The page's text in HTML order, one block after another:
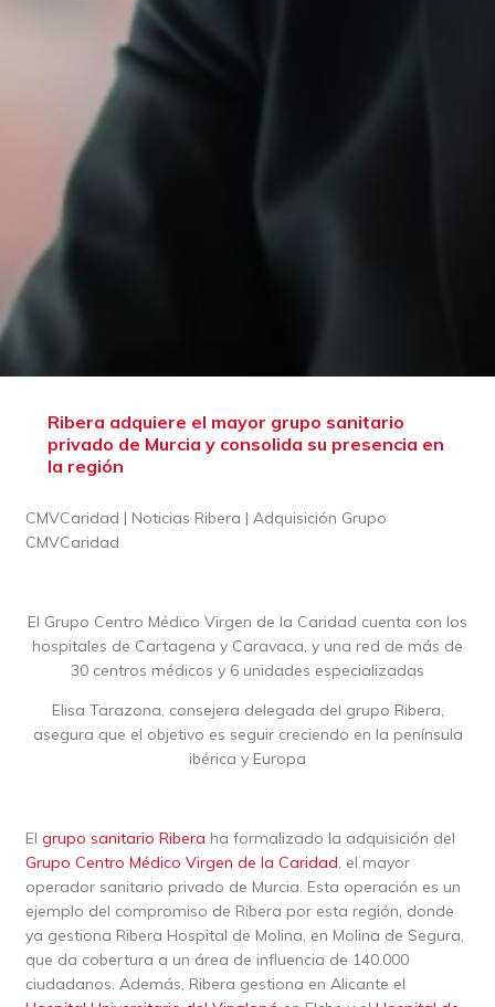
Ribera adquiere el mayor grupo sanitario
privado de Murcia y consolida su presencia en
la región
CMVCaridad | Noticias Ribera | Adquisición Grupo
CMVCaridad
El Grupo Centro Médico Virgen de la Caridad cuenta con los
hospitales de Cartagena y Caravaca, y una red de más de
30 centros médicos y 6 unidades especializadas
Elisa Tarazona, consejera delegada del grupo Ribera,
asegura que el objetivo es seguir creciendo en la península
ibérica y Europa
El grupo sanitario Ribera ha formalizado la adquisición del
Grupo Centro Médico Virgen de la Caridad, el mayor
operador sanitario privado de Murcia. Esta operación es un
ejemplo del compromiso de Ribera por esta región, donde
ya gestiona Ribera Hospital de Molina, en Molina de Segura,
que da cobertura a un área de influencia de 140.000
ciudadanos. Además, Ribera gestiona en Alicante el